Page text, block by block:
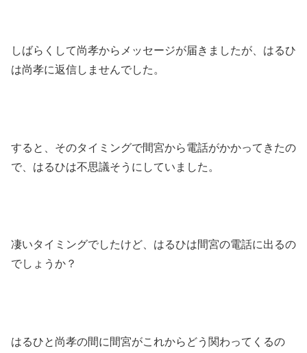
しばらくして尚孝からメッセージが届きましたが、はるひ
は尚孝に返信しませんでした。
すると、そのタイミングで間宮から電話がかかってきたの
で、はるひは不思議そうにしていました。
凄いタイミングでしたけど、はるひは間宮の電話に出るの
でしょうか？
はるひと尚孝の間に間宮がこれからどう関わってくるの